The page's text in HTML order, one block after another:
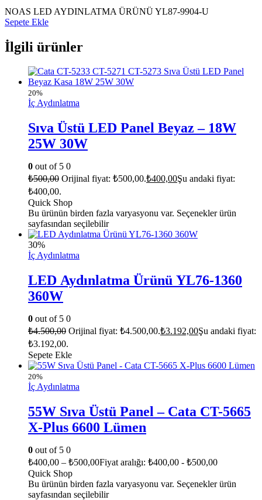
NOAS LED AYDINLATMA ÜRÜNÜ YL87-9904-U
Sepete Ekle
İlgili ürünler
20%
İç Aydınlatma
Sıva Üstü LED Panel Beyaz – 18W
25W 30W
0 out of 5 0
₺500,00 Orijinal fiyat: ₺500,00.₺400,00Şu andaki fiyat:
₺400,00.
Quick Shop
Bu ürünün birden fazla varyasyonu var. Seçenekler ürün
sayfasından seçilebilir
30%
İç Aydınlatma
LED Aydınlatma Ürünü YL76-1360
360W
0 out of 5 0
₺4.500,00 Orijinal fiyat: ₺4.500,00.₺3.192,00Şu andaki fiyat:
₺3.192,00.
Sepete Ekle
20%
İç Aydınlatma
55W Sıva Üstü Panel – Cata CT-5665
X-Plus 6600 Lümen
0 out of 5 0
₺400,00 – ₺500,00Fiyat aralığı: ₺400,00 - ₺500,00
Quick Shop
Bu ürünün birden fazla varyasyonu var. Seçenekler ürün
sayfasından seçilebilir